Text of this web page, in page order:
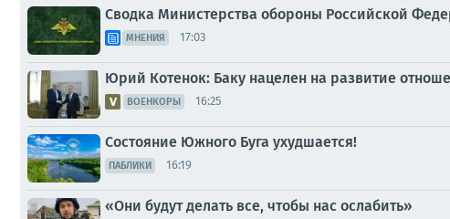
Сводка Министерства обороны Российской
МНЕНИЯ 17:03
Юрий Котенок: Баку нацелен на развитие
ВОЕНКОРЫ 16:25
Состояние Южного Буга ухудшается!
ПАБЛИКИ 16:19
«Они будут делать все, чтобы нас ослабить»